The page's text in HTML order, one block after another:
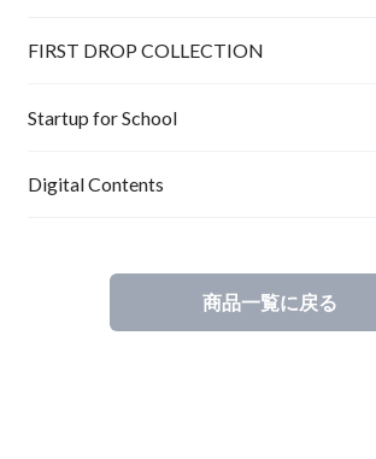
FIRST DROP COLLECTION
Startup for School
Digital Contents
商品一覧に戻る